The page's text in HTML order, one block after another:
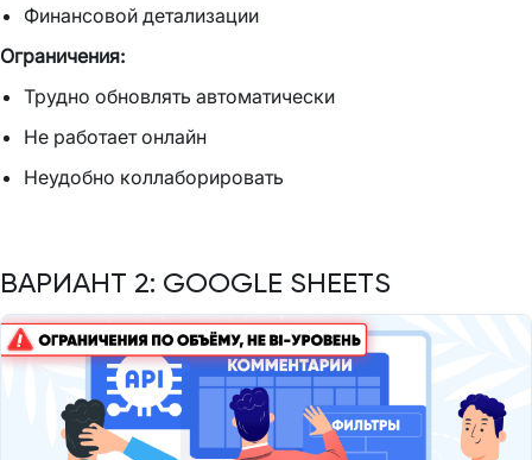
Финансовой детализации
Ограничения:
Трудно обновлять автоматически
Не работает онлайн
Неудобно коллаборировать
ВАРИАНТ 2: GOOGLE SHEETS